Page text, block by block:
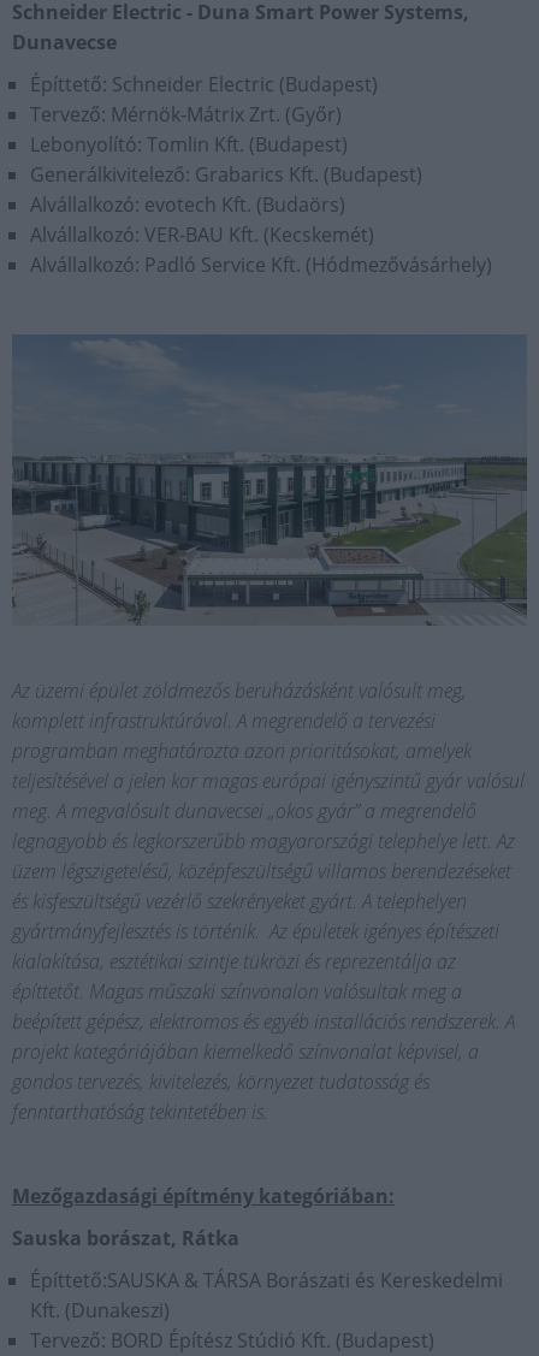
Schneider Electric - Duna Smart Power Systems,
Dunavecse
Építtető: Schneider Electric (Budapest)
Tervező: Mérnök-Mátrix Zrt. (Győr)
Lebonyolító: Tomlin Kft. (Budapest)
Generálkivitelező: Grabarics Kft. (Budapest)
Alvállalkozó: evotech Kft. (Budaörs)
Alvállalkozó: VER-BAU Kft. (Kecskemét)
Alvállalkozó: Padló Service Kft. (Hódmezővásárhely)
Az üzemi épület zöldmezős beruházásként valósult meg,
komplett infrastruktúrával. A megrendelő a tervezési
programban meghatározta azon prioritásokat, amelyek
teljesítésével a jelen kor magas európai igényszintű gyár valósul
meg. A megvalósult dunavecsei „okos gyár” a megrendelő
legnagyobb és legkorszerűbb magyarországi telephelye lett. Az
üzem légszigetelésű, középfeszültségű villamos berendezéseket
és kisfeszültségű vezérlő szekrényeket gyárt. A telephelyen
gyártmányfejlesztés is történik. Az épületek igényes építészeti
kialakítása, esztétikai szintje tükrözi és reprezentálja az
építtetőt. Magas műszaki színvonalon valósultak meg a
beépített gépész, elektromos és egyéb installációs rendszerek. A
projekt kategóriájában kiemelkedő színvonalat képvisel, a
gondos tervezés, kivitelezés, környezet tudatosság és
fenntarthatóság tekintetében is.
Mezőgazdasági építmény kategóriában:
Sauska borászat, Rátka
Építtető:SAUSKA & TÁRSA Borászati és Kereskedelmi
Kft. (Dunakeszi)
Tervező: BORD Építész Stúdió Kft. (Budapest)